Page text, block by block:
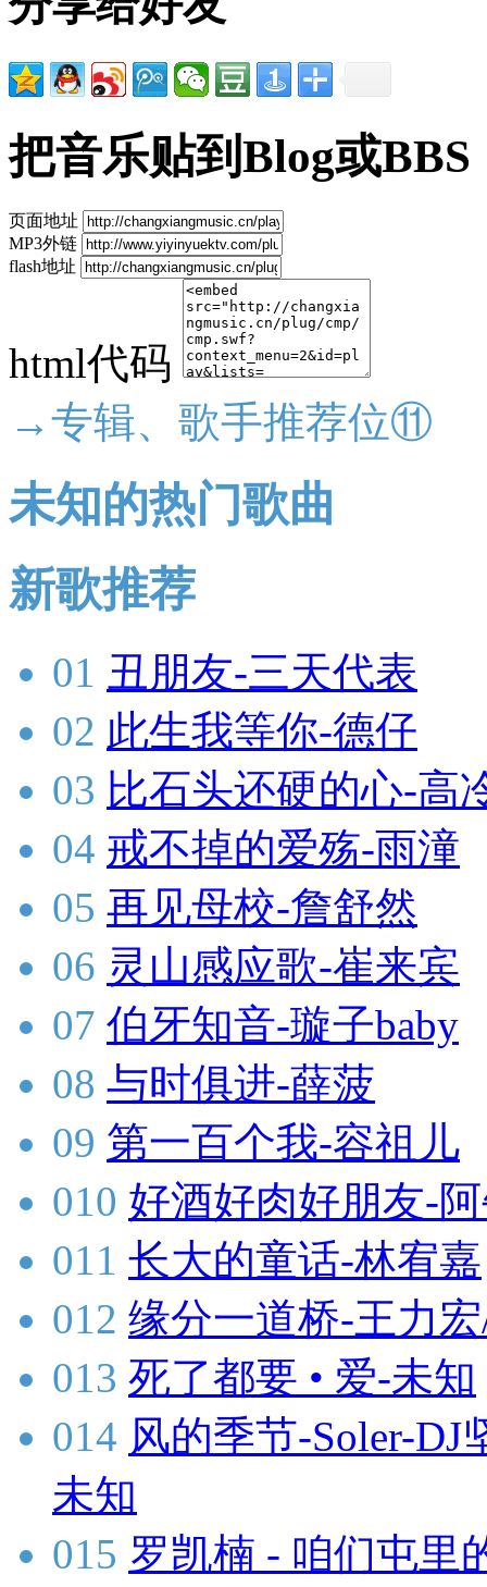
把音乐贴到Blog或BBS
页面地址
MP3外链
flash地址
html代码
→专辑、歌手推荐位⑪
未知的热门歌曲
新歌推荐
01 丑朋友-三天代表
02 此生我等你-德仔
03 比石头还硬的心-高
04 戒不掉的爱殇-雨潼
05 再见母校-詹舒然
06 灵山感应歌-崔来宾
07 伯牙知音-璇子baby
08 与时俱进-薛菠
09 第一百个我-容祖儿
010 好酒好肉好朋友-
011 长大的童话-林宥嘉
012 缘分一道桥-王力
013 死了都要 • 爱-未知
014 风的季节-Soler-
未知
015 罗凯楠 - 咱们屯里